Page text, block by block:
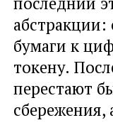
абстракции:
бумаги к
токену.
перестают
сбережения,